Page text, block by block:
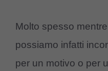
Molto spesso
possiamo infatti
per un motivo o per